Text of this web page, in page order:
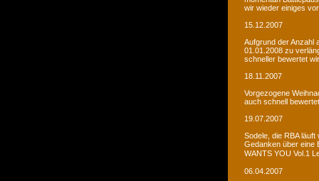
wir wieder einiges
15.12.2007
Aufgrund der Anzahl
01.01.2008 zu
schneller bewertet
18.11.2007
Vorgezogene
auch schnell
19.07.2007
Sodele, die RBA
Gedanken über eine
WANTS YOU Vol.1
06.04.2007